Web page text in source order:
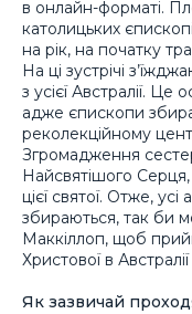
в онлайн-форматі.
католицьких
на рік, на початку
На ці зустрічі
з усієї Австралії.
адже єпископи
реколекційному
Згромадження
Найсвятішого
цієї святої. Отже, усі
збираються, так би
Маккіллоп, щоб
Христової в
Як зазвичай